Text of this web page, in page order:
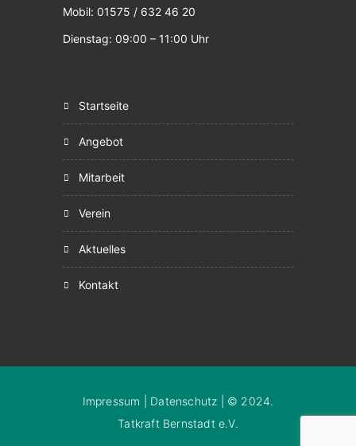
Mobil: 01575 / 632 46 20
Dienstag: 09:00 – 11:00 Uhr
startseite
angebot
mitarbeit
verein
aktuelles
kontakt
Impressum Datenschutz | © 2024.
Tatkraft Bernstadt e.V.